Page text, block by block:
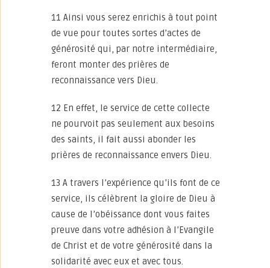
11 Ainsi vous serez enrichis à tout point
de vue pour toutes sortes d’actes de
générosité qui, par notre intermédiaire,
feront monter des prières de
reconnaissance vers Dieu.
12 En effet, le service de cette collecte
ne pourvoit pas seulement aux besoins
des saints, il fait aussi abonder les
prières de reconnaissance envers Dieu.
13 A travers l’expérience qu’ils font de ce
service, ils célèbrent la gloire de Dieu à
cause de l’obéissance dont vous faites
preuve dans votre adhésion à l’Evangile
de Christ et de votre générosité dans la
solidarité avec eux et avec tous.